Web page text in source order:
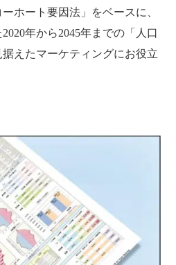
ホート要因法」をベースに、
年から2045年までの「人口
えたマーケティングにお役立